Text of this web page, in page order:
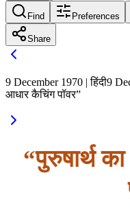
Find Preferences
Share
9 December 1970 | हिंदी9
आधार कैचिंग पॉवर”
“पुरुषार्थ